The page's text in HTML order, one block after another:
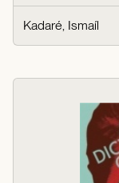
Kadaré, Ismaíl